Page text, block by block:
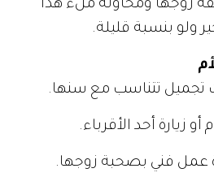
زوجها ومحاولة ملء هذا
ولو بنسبة قليلة.
تجميل تتناسب مع سنها.
زيارة أحد الأقرباء.
عمل فني بصحبة زوجها.